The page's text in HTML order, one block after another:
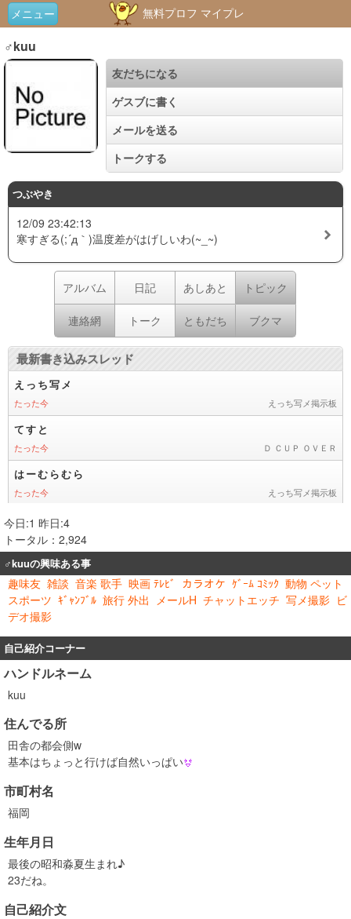
メニュー 無料プロフ マイプレ
♂kuu
友だちになる
ゲスブに書く
メールを送る
トークする
つぶやき
12/09 23:42:13
寒すぎる(;´д｀)温度差がはげしいわ(~_~)
アルバム 日記 あしあと トピック
連絡網 トーク ともだち ブクマ
今日:1 昨日:4
トータル：2,924
♂kuuの興味ある事
趣味友 雑談 音楽 歌手 映画 ﾃﾚﾋﾞ カラオケ ｹﾞｰﾑ ｺﾐｯｸ 動物 ペット
スポーツ ｷﾞｬﾝﾌﾞﾙ 旅行 外出 メールH チャットエッチ 写メ撮影 ビ
デオ撮影
自己紹介コーナー
ハンドルネーム
kuu
住んでる所
田舎の都会側w
基本はちょっと行けば自然いっぱい
市町村名
福岡
生年月日
最後の昭和淼夏生まれ♪
23だね。
自己紹介文